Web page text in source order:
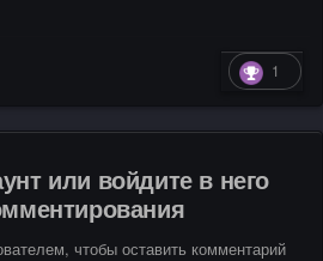
1
или войдите в него
чтобы оставить комментарий